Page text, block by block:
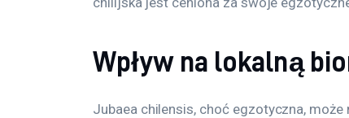
Wpływ na lokalną
Jubaea chilensis, choć egzotyczna, może